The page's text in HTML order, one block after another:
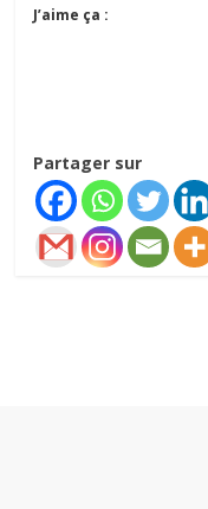
J’aime ça :
Partager sur